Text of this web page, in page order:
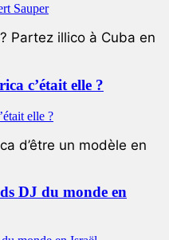
Partez illico à Cuba en
c’était elle ?
d’être un modèle en
DJ du monde en